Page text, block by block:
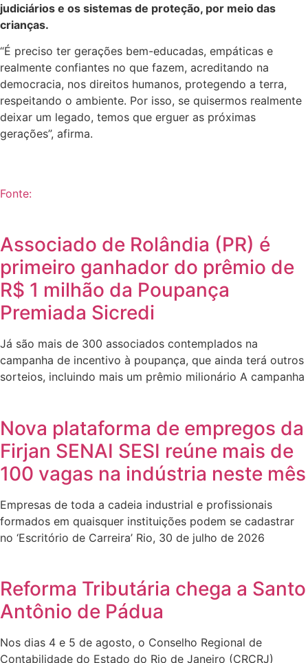
judiciários e os sistemas de proteção, por meio das
crianças.
“É preciso ter gerações bem-educadas, empáticas e
realmente confiantes no que fazem, acreditando na
democracia, nos direitos humanos, protegendo a terra,
respeitando o ambiente. Por isso, se quisermos realmente
deixar um legado, temos que erguer as próximas
gerações”, afirma.
Fonte:
Associado de Rolândia (PR) é
primeiro ganhador do prêmio de
R$ 1 milhão da Poupança
Premiada Sicredi
Já são mais de 300 associados contemplados na
campanha de incentivo à poupança, que ainda terá outros
sorteios, incluindo mais um prêmio milionário A campanha
Nova plataforma de empregos da
Firjan SENAI SESI reúne mais de
100 vagas na indústria neste mês
Empresas de toda a cadeia industrial e profissionais
formados em quaisquer instituições podem se cadastrar
no ‘Escritório de Carreira’ Rio, 30 de julho de 2026
Reforma Tributária chega a Santo
Antônio de Pádua
Nos dias 4 e 5 de agosto, o Conselho Regional de
Contabilidade do Estado do Rio de Janeiro (CRCRJ)